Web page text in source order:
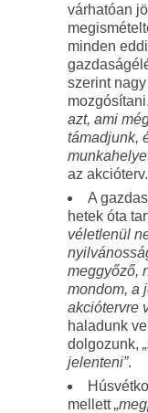
várhatóan
minden
szerint
azt, ami
támadjunk,
az akcióterv.
A
hetek óta
véletlenül
meggyőző,
mondom, a
akciótervre
haladunk
dolgozunk,
jelenteni”.
mellett